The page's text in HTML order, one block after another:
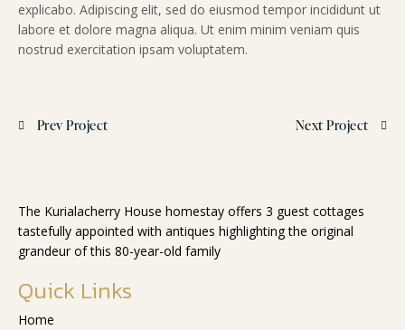
explicabo. Adipiscing elit, sed do eiusmod tempor incididunt ut
labore et dolore magna aliqua. Ut enim minim veniam quis
nostrud exercitation ipsam voluptatem.
Prev Project Next Project
The Kurialacherry House homestay offers 3 guest cottages
tastefully appointed with antiques highlighting the original
grandeur of this 80-year-old family
Quick Links
Home